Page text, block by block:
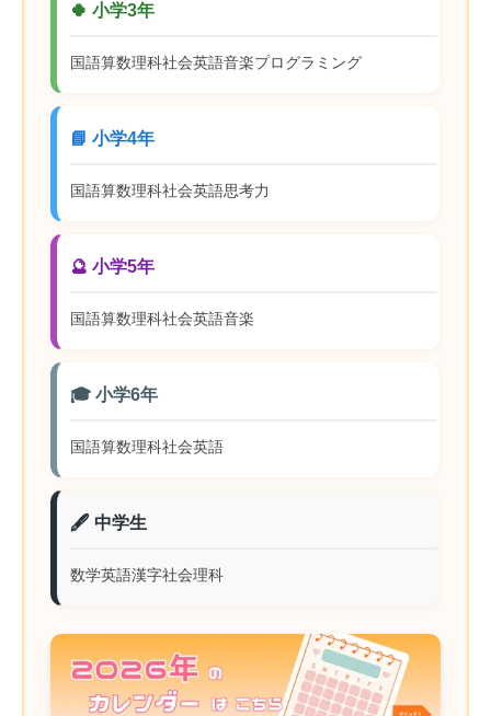
🍀 小学3年
国語算数理科社会英語音楽プログラミング
📘 小学4年
国語算数理科社会英語思考力
🔮 小学5年
国語算数理科社会英語音楽
🎓 小学6年
国語算数理科社会英語
🖋️ 中学生
数学英語漢字社会理科